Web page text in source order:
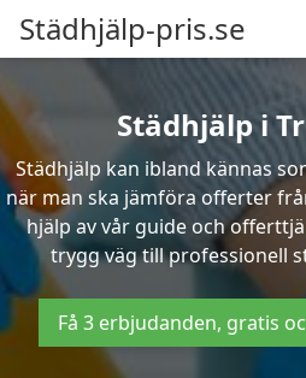
Städhjälp-pris.se
Städhjälp i
Städhjälp kan ibland kännas
när man ska jämföra offerter
hjälp av vår guide och
trygg väg till professionell
Få 3 erbjudanden, gratis